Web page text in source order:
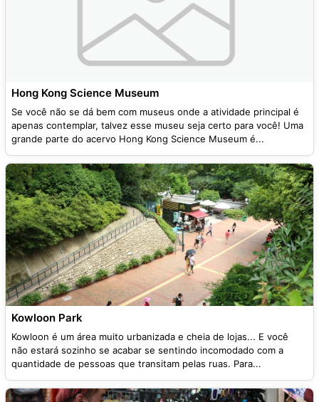
Hong Kong Science Museum
Se você não se dá bem com museus onde a atividade principal é
apenas contemplar, talvez esse museu seja certo para você! Uma
grande parte do acervo Hong Kong Science Museum é...
Kowloon Park
Kowloon é um área muito urbanizada e cheia de lojas... E você
não estará sozinho se acabar se sentindo incomodado com a
quantidade de pessoas que transitam pelas ruas. Para...